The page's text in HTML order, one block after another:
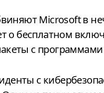
Microsoft в
о бесплатном
с программами
с